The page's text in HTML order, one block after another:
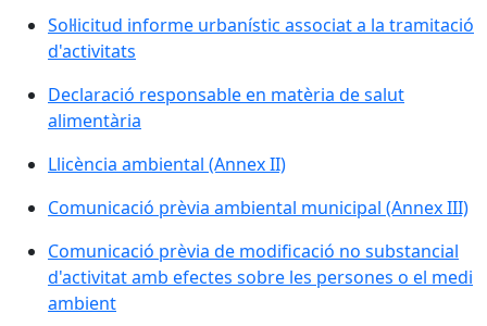
Sol·licitud informe urbanístic associat a la tramitació
d'activitats
Declaració responsable en matèria de salut
alimentària
Llicència ambiental (Annex II)
Comunicació prèvia ambiental municipal (Annex III)
Comunicació prèvia de modificació no substancial
d'activitat amb efectes sobre les persones o el medi
ambient